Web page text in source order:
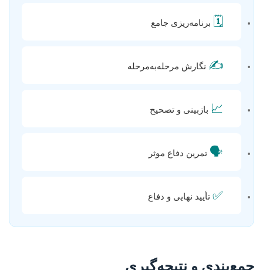
🗓️ برنامه‌ریزی جامع
✍️ نگارش مرحله‌به‌مرحله
📈 بازبینی و تصحیح
🗣️ تمرین دفاع موثر
✅ تأیید نهایی و دفاع
جمع‌بندی و نتیجه‌گیری